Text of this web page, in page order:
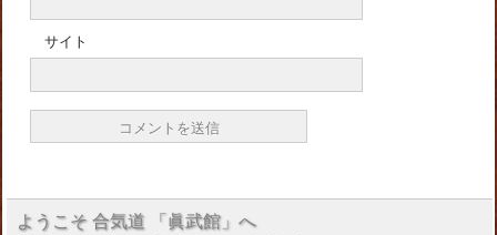
サイト
ようこそ 合気道 「眞武館」へ